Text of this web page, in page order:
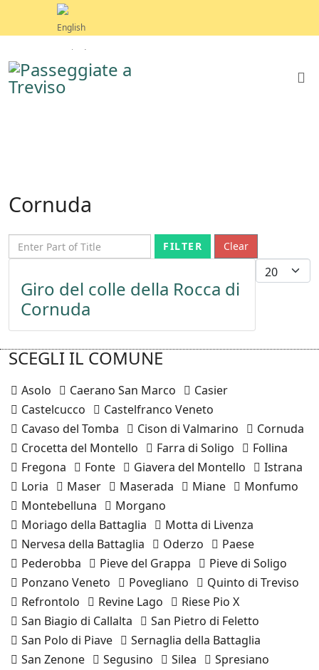
Cornuda
Enter Part of Title FILTER Clear
Display #
Giro del colle della Rocca di
Cornuda
SCEGLI IL COMUNE
Asolo Caerano San Marco
Casier
Castelcucco
Castelfranco Veneto
Cavaso del Tomba
Cison di Valmarino
Cornuda
Crocetta del Montello
Farra di Soligo
Follina
Fregona
Fonte Giavera del Montello
Istrana
Loria
Maser Maserada Miane
Monfumo
Montebelluna
Morgano
Moriago della Battaglia
Motta di Livenza
Nervesa della Battaglia
Oderzo
Paese
Pederobba
Pieve del Grappa
Pieve di Soligo
Ponzano Veneto
Povegliano
Quinto di Treviso
Refrontolo
Revine Lago
Riese Pio X
San Biagio di Callalta
San Pietro di Feletto
San Polo di Piave
Sernaglia della Battaglia
San Zenone
Segusino Silea
Spresiano